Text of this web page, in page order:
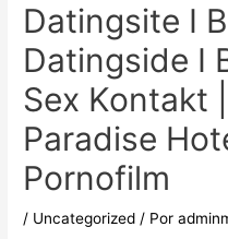
Datingsite I
Datingside I
Sex Kontakt
Paradise
Pornofilm
/ Uncategorized / Por